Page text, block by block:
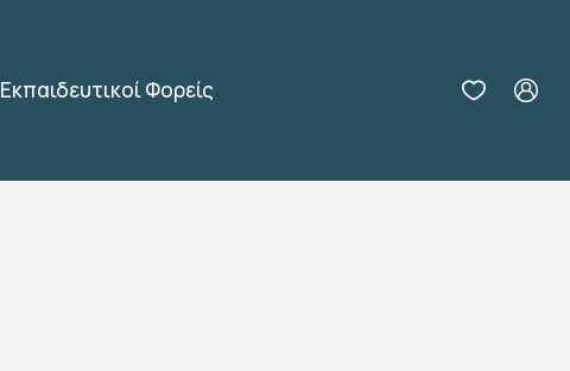
Εκπαιδευτικοί Φορείς